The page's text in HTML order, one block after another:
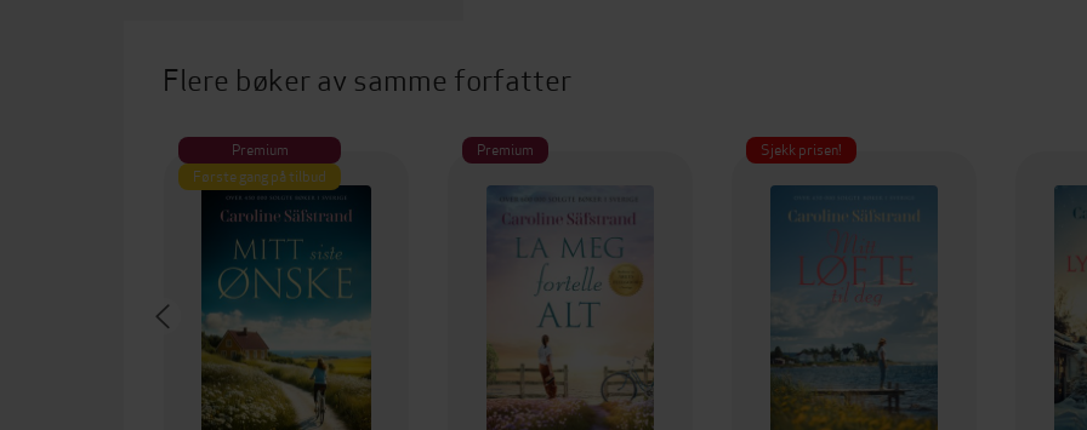
Flere bøker av samme forfatter
Premium
Første gang på tilbud
Premium Sjekk prisen!